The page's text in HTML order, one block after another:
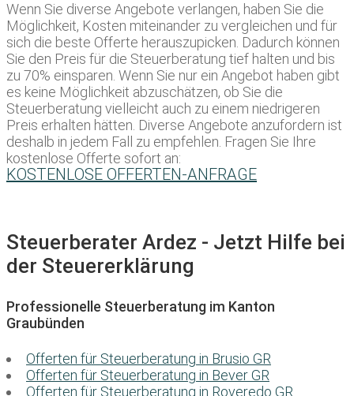
Wenn Sie diverse Angebote verlangen, haben Sie die
Möglichkeit, Kosten miteinander zu vergleichen und für
sich die beste Offerte herauszupicken. Dadurch können
Sie den Preis für die Steuerberatung tief halten und bis
zu 70% einsparen. Wenn Sie nur ein Angebot haben gibt
es keine Möglichkeit abzuschätzen, ob Sie die
Steuerberatung vielleicht auch zu einem niedrigeren
Preis erhalten hätten. Diverse Angebote anzufordern ist
deshalb in jedem Fall zu empfehlen. Fragen Sie Ihre
kostenlose Offerte sofort an:
KOSTENLOSE OFFERTEN-ANFRAGE
Steuerberater Ardez - Jetzt Hilfe bei
der Steuererklärung
Professionelle Steuerberatung im Kanton
Graubünden
Offerten für Steuerberatung in Brusio GR
Offerten für Steuerberatung in Bever GR
Offerten für Steuerberatung in Roveredo GR